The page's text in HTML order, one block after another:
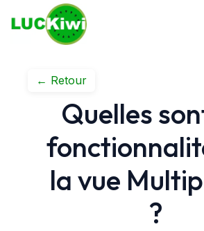
← Retour
Quelles
la vue
?